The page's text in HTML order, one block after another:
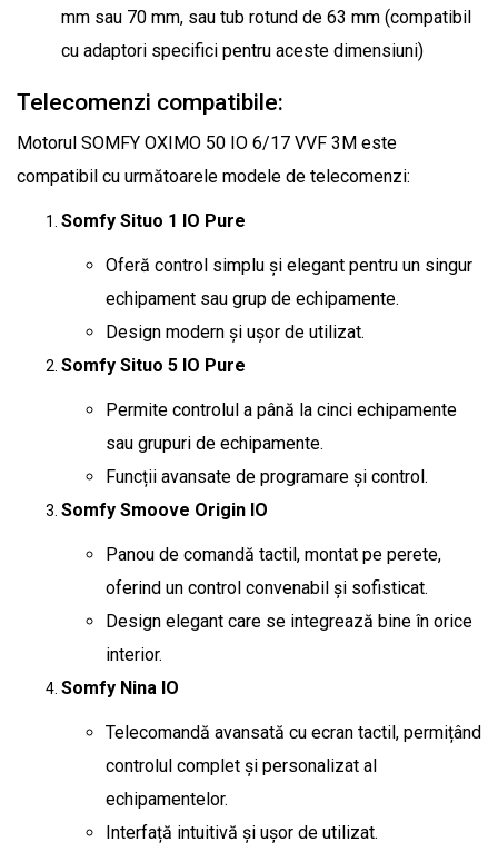
mm sau 70 mm, sau tub rotund de 63 mm (compatibil
cu adaptori specifici pentru aceste dimensiuni)
Telecomenzi compatibile:
Motorul SOMFY OXIMO 50 IO 6/17 VVF 3M este
compatibil cu următoarele modele de telecomenzi:
Somfy Situo 1 IO Pure
Oferă control simplu și elegant pentru un singur
echipament sau grup de echipamente.
Design modern și ușor de utilizat.
Somfy Situo 5 IO Pure
Permite controlul a până la cinci echipamente
sau grupuri de echipamente.
Funcții avansate de programare și control.
Somfy Smoove Origin IO
Panou de comandă tactil, montat pe perete,
oferind un control convenabil și sofisticat.
Design elegant care se integrează bine în orice
interior.
Somfy Nina IO
Telecomandă avansată cu ecran tactil, permițând
controlul complet și personalizat al
echipamentelor.
Interfață intuitivă și ușor de utilizat.